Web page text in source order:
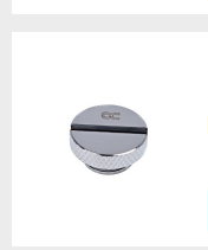
Forme
Coudé 60°
Raccord en Y